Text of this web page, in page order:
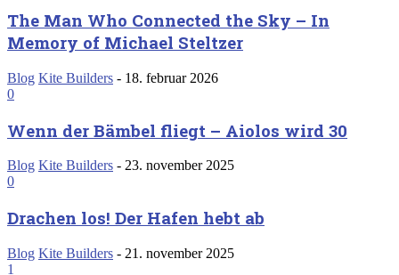
The Man Who Connected the Sky – In
Memory of Michael Steltzer
Blog Kite Builders - 18. februar 2026
0
Wenn der Bämbel fliegt – Aiolos wird 30
Blog Kite Builders - 23. november 2025
0
Drachen los! Der Hafen hebt ab
Blog Kite Builders - 21. november 2025
1